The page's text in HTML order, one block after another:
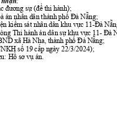
đương sự (để thi hành);
án nhân dân thành phố Đà Nẵng;
kiểm sát nhân dân khu vực 11-Đà
Thi hành án dân sự khu vực 11 - Đà
xã Hà Nha, thành phố Đà Nẵng;
số 19 cấp ngày 22/3/2024);
Hồ sơ vụ án.